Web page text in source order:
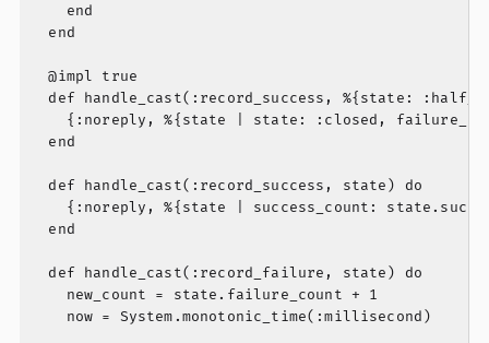
    end
  end
  @impl true
def handle_cast(:record_success, %{state:
{:noreply, %{state | state: :closed,
  end
  def handle_cast(:record_success, state) do
{:noreply, %{state | success_count:
  end
  def handle_cast(:record_failure, state) do
    new_count = state.failure_count + 1
    now = System.monotonic_time(:millisecond)